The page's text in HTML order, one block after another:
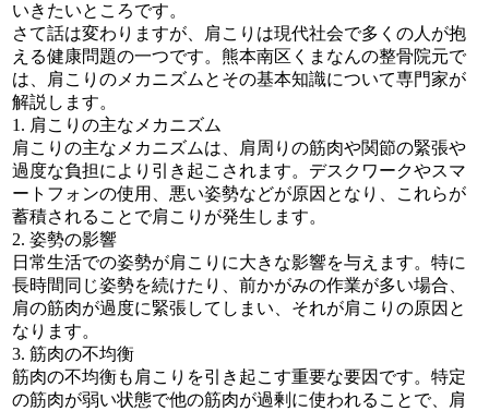
いきたいところです。
さて話は変わりますが、肩こりは現代社会で多くの人が抱
える健康問題の一つです。熊本南区くまなんの整骨院元で
は、肩こりのメカニズムとその基本知識について専門家が
解説します。
1. 肩こりの主なメカニズム
肩こりの主なメカニズムは、肩周りの筋肉や関節の緊張や
過度な負担により引き起こされます。デスクワークやスマ
ートフォンの使用、悪い姿勢などが原因となり、これらが
蓄積されることで肩こりが発生します。
2. 姿勢の影響
日常生活での姿勢が肩こりに大きな影響を与えます。特に
長時間同じ姿勢を続けたり、前かがみの作業が多い場合、
肩の筋肉が過度に緊張してしまい、それが肩こりの原因と
なります。
3. 筋肉の不均衡
筋肉の不均衡も肩こりを引き起こす重要な要因です。特定
の筋肉が弱い状態で他の筋肉が過剰に使われることで、肩